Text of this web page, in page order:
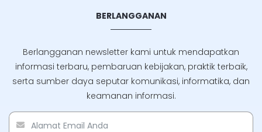
BERLANGGANAN
Berlangganan newsletter kami untuk mendapatkan
informasi terbaru, pembaruan kebijakan, praktik terbaik,
serta sumber daya seputar komunikasi, informatika, dan
keamanan informasi.